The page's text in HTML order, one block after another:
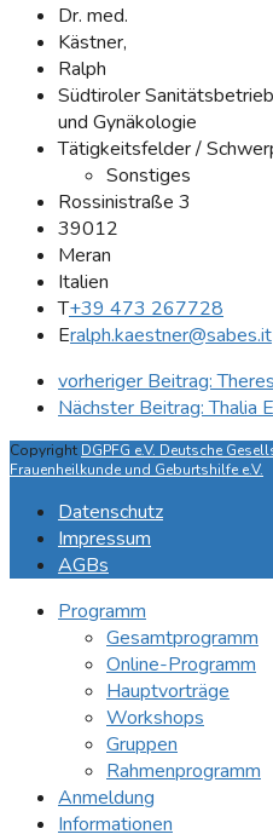
Dr. med.
Kästner,
Ralph
Südtiroler
und Gynäkologie
Tätigkeitsfelder /
Sonstiges
Rossinistraße 3
39012
Meran
Italien
T+39 473 267728
Eralph.kaestner@sabes.it
vorheriger Beitrag:
Nächster Beitrag:Thalia
Copyright DGPFG e.V. Deutsche
Frauenheilkunde und Geburtshilfe e.V.
Datenschutz
Impressum
AGBs
Programm
Gesamtprogramm
Online-Programm
Hauptvorträge
Workshops
Gruppen
Rahmenprogramm
Anmeldung
Informationen